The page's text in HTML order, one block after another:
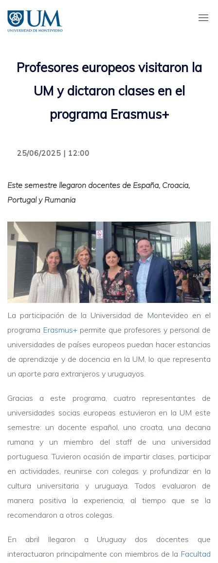
contenido
principal
Profesores europeos visitaron la
UM y dictaron clases en el
programa Erasmus+
25/06/2025 | 12:00
Este semestre llegaron docentes de España, Croacia,
Portugal y Rumania
La participación de la Universidad de Montevideo en el
programa Erasmus+ permite que profesores y personal de
universidades de países europeos puedan hacer estancias
de aprendizaje y de docencia en la UM, lo que representa
un aporte para extranjeros y uruguayos.
Gracias a este programa, cuatro representantes de
universidades socias europeas estuvieron en la UM este
semestre: un docente español, uno croata, una decana
rumana y un miembro del staff de una universidad
portuguesa. Tuvieron ocasión de impartir clases, participar
en actividades, reunirse con colegas y profundizar en la
cultura universitaria y uruguaya. Todos evaluaron de
manera positiva la experiencia, al tiempo que se la
recomendaron a otros colegas.
En abril llegaron a Uruguay dos docentes que
interactuaron principalmente con miembros de la Facultad